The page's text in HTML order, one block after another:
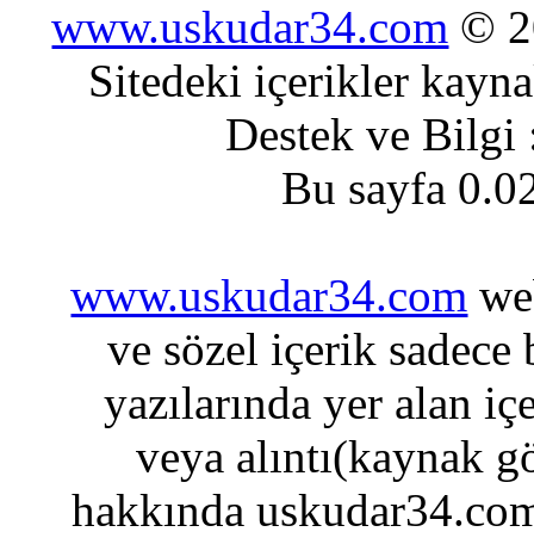
www.uskudar34.com ©
Sitedeki içerikler
Destek ve
Bu sayfa
www.uskudar34.com
ve sözel içerik sadece
yazılarında yer alan
veya alıntı(kaynak
hakkında